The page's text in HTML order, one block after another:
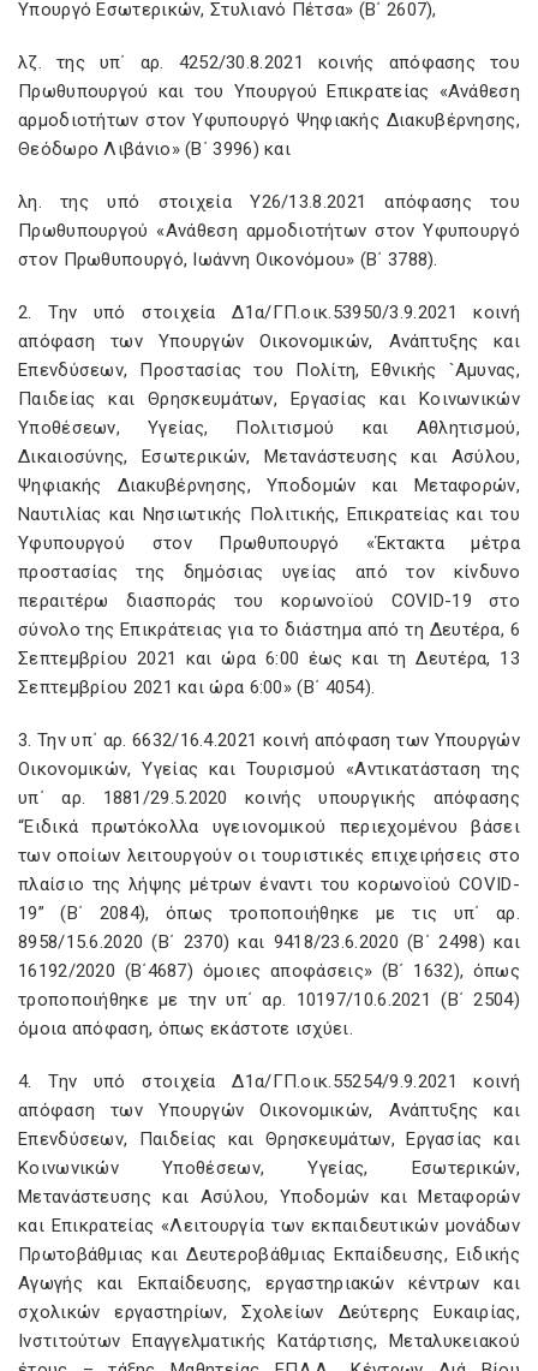
Υπουργό Εσωτερικών, Στυλιανό Πέτσα» (Β΄ 2607),
λζ. της υπ΄ αρ. 4252/30.8.2021 κοινής απόφασης του
Πρωθυπουργού και του Υπουργού Επικρατείας «Ανάθεση
αρμοδιοτήτων στον Υφυπουργό Ψηφιακής Διακυβέρνησης,
Θεόδωρο Λιβάνιο» (Β΄ 3996) και
λη. της υπό στοιχεία Υ26/13.8.2021 απόφασης του
Πρωθυπουργού «Ανάθεση αρμοδιοτήτων στον Υφυπουργό
στον Πρωθυπουργό, Ιωάννη Οικονόμου» (Β΄ 3788).
2. Την υπό στοιχεία Δ1α/ΓΠ.οικ.53950/3.9.2021 κοινή
απόφαση των Υπουργών Οικονομικών, Ανάπτυξης και
Επενδύσεων, Προστασίας του Πολίτη, Εθνικής `Αμυνας,
Παιδείας και Θρησκευμάτων, Εργασίας και Κοινωνικών
Υποθέσεων, Υγείας, Πολιτισμού και Αθλητισμού,
Δικαιοσύνης, Εσωτερικών, Μετανάστευσης και Ασύλου,
Ψηφιακής Διακυβέρνησης, Υποδομών και Μεταφορών,
Ναυτιλίας και Νησιωτικής Πολιτικής, Επικρατείας και του
Υφυπουργού στον Πρωθυπουργό «Έκτακτα μέτρα
προστασίας της δημόσιας υγείας από τον κίνδυνο
περαιτέρω διασποράς του κορωνοϊού COVID-19 στο
σύνολο της Επικράτειας για το διάστημα από τη Δευτέρα, 6
Σεπτεμβρίου 2021 και ώρα 6:00 έως και τη Δευτέρα, 13
Σεπτεμβρίου 2021 και ώρα 6:00» (Β΄ 4054).
3. Την υπ΄ αρ. 6632/16.4.2021 κοινή απόφαση των Υπουργών
Οικονομικών, Υγείας και Τουρισμού «Αντικατάσταση της
υπ΄ αρ. 1881/29.5.2020 κοινής υπουργικής απόφασης
“Ειδικά πρωτόκολλα υγειονομικού περιεχομένου βάσει
των οποίων λειτουργούν οι τουριστικές επιχειρήσεις στο
πλαίσιο της λήψης μέτρων έναντι του κορωνοϊού COVID-
19” (Β΄ 2084), όπως τροποποιήθηκε με τις υπ΄ αρ.
8958/15.6.2020 (Β΄ 2370) και 9418/23.6.2020 (Β΄ 2498) και
16192/2020 (Β΄4687) όμοιες αποφάσεις» (Β΄ 1632), όπως
τροποποιήθηκε με την υπ΄ αρ. 10197/10.6.2021 (Β΄ 2504)
όμοια απόφαση, όπως εκάστοτε ισχύει.
4. Την υπό στοιχεία Δ1α/ΓΠ.οικ.55254/9.9.2021 κοινή
απόφαση των Υπουργών Οικονομικών, Ανάπτυξης και
Επενδύσεων, Παιδείας και Θρησκευμάτων, Εργασίας και
Κοινωνικών Υποθέσεων, Υγείας, Εσωτερικών,
Μετανάστευσης και Ασύλου, Υποδομών και Μεταφορών
και Επικρατείας «Λειτουργία των εκπαιδευτικών μονάδων
Πρωτοβάθμιας και Δευτεροβάθμιας Εκπαίδευσης, Ειδικής
Αγωγής και Εκπαίδευσης, εργαστηριακών κέντρων και
σχολικών εργαστηρίων, Σχολείων Δεύτερης Ευκαιρίας,
Ινστιτούτων Επαγγελματικής Κατάρτισης, Μεταλυκειακού